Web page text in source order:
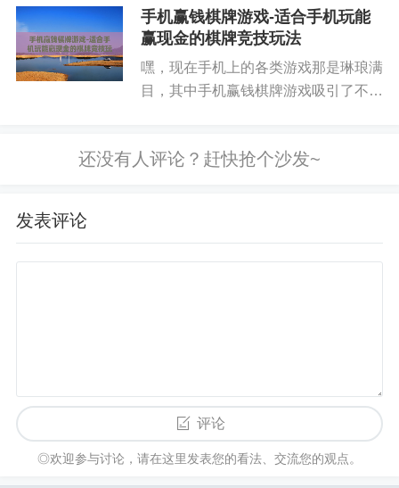
者常常光顾的地方。这个官网就像是一
个游戏的宝库，里面装满了各种各样好
手机赢钱棋牌游戏-适合手机玩能
赢现金的棋牌竞技玩法
嘿，现在手机上的各类游戏那是琳琅满
目，其中手机赢钱棋牌游戏吸引了不少
能体验棋牌乐趣，还有机会赢钱，听起
发表评论
评论
◎欢迎参与讨论，请在这里发表您的看法、交流您的观点。